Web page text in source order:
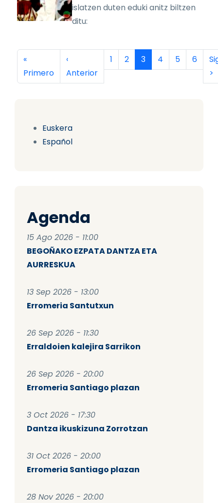
Euskera
Español
Agenda
15 Ago 2026 - 11:00
BEGOÑAKO EZPATA DANTZA ETA
AURRESKUA
13 Sep 2026 - 13:00
Erromeria Santutxun
26 Sep 2026 - 11:30
Erraldoien kalejira Sarrikon
26 Sep 2026 - 20:00
Erromeria Santiago plazan
3 Oct 2026 - 17:30
Dantza ikuskizuna Zorrotzan
31 Oct 2026 - 20:00
Erromeria Santiago plazan
28 Nov 2026 - 20:00
islatzen duten eduki anitz biltzen
ditu:
Paginación
Primera página
«
Primero
Página anterior
‹
Anterior
Página
1 Página
2 Página actual
3 Página
4 Página
5 Página
6
>